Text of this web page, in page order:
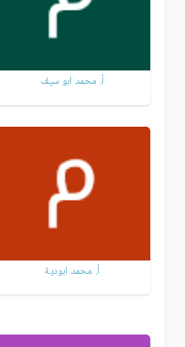
أ. محمد ابو سيف
أ. محمد ابودية